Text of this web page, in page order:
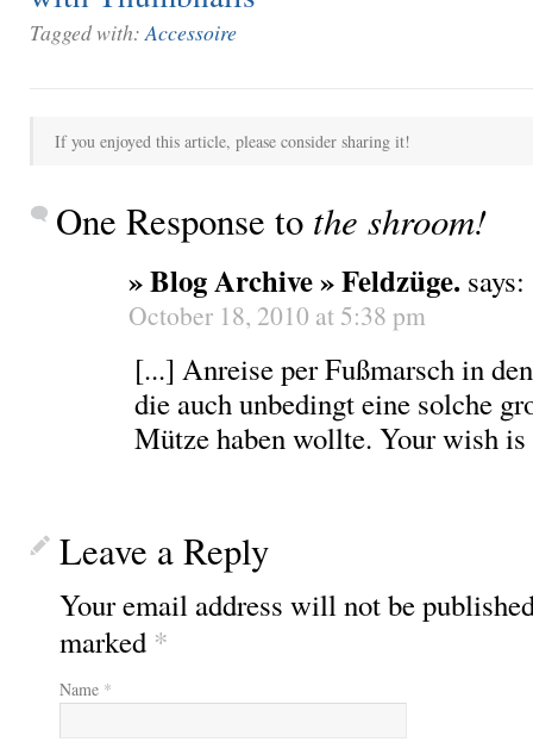
Tagged with:Accessoire
If you enjoyed this article, please consider sharing it!
One Response to the shroom!
» Blog Archive » Feldzüge. says:
October 18, 2010 at 5:38 pm
[...] Anreise per Fußmarsch in
die auch unbedingt eine solche
Mütze haben wollte. Your wish
Leave a Reply
Your email address will not be
marked *
Name *